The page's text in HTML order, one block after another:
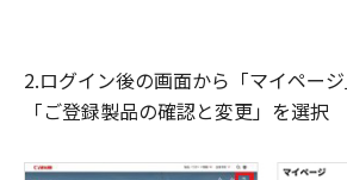
2.ログイン後の画面から「マイページ
「ご登録製品の確認と変更」を選択